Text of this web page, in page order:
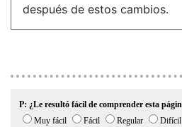
después de estos cambios.